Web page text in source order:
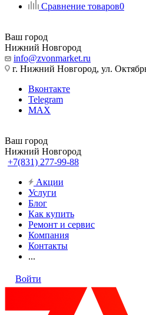
Сравнение товаров0
Ваш город
Нижний Новгород
info@zvonmarket.ru
г. Нижний Новгород, ул.
Вконтакте
Telegram
MAX
Ваш город
Нижний Новгород
+7(831) 277-99-88
Акции
Услуги
Блог
Как купить
Ремонт и сервис
Компания
Контакты
...
Войти